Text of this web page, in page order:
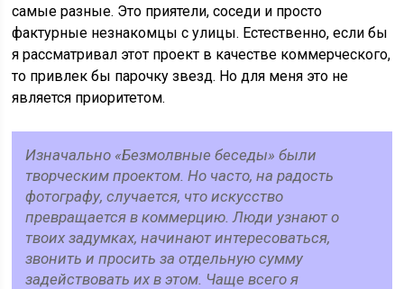
самые разные. Это приятели, соседи и просто
фактурные незнакомцы с улицы. Естественно, если бы
я рассматривал этот проект в качестве коммерческого,
то привлек бы парочку звезд. Но для меня это не
является приоритетом.
Изначально «Безмолвные беседы» были
творческим проектом. Но часто, на радость
фотографу, случается, что искусство
превращается в коммерцию. Люди узнают о
твоих задумках, начинают интересоваться,
звонить и просить за отдельную сумму
задействовать их в этом. Чаще всего я